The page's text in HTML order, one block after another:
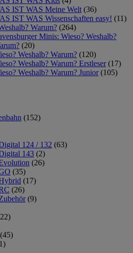
IST WAS Meine Welt (36)
IST WAS Wissenschaften easy! (11)
Warum? (264)
Minis: Wieso? Weshalb?
(20)
Weshalb? Warum? (120)
Weshalb? Warum? Erstleser (17)
Weshalb? Warum? Junior (105)
(152)
124 / 132 (63)
143 (2)
(26)
(35)
(17)
(26)
(9)
(45)